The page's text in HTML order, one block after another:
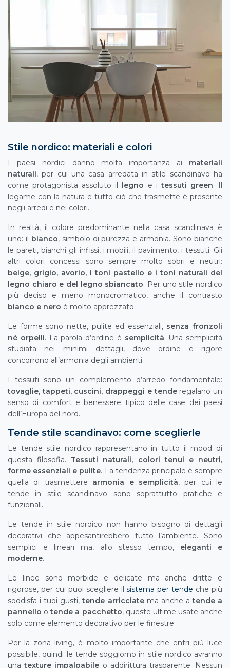
Stile nordico: materiali e colori
I paesi nordici danno molta importanza ai materiali
naturali, per cui una casa arredata in stile scandinavo ha
come protagonista assoluto il legno e itessuti green. Il
legame con la natura e tutto ciò che trasmette è presente
negli arredi e nei colori.
In realtà, il colore predominante nella casa scandinava è
uno: il bianco, simbolo di purezza e armonia. Sono bianche
le pareti, bianchi gli infissi, i mobili, il pavimento, i tessuti. Gli
altri colori concessi sono sempre molto sobri e neutri:
beige, grigio, avorio, i toni pastello e i toni naturali del
legno chiaro e del legno sbiancato. Per uno stile nordico
più deciso e meno monocromatico, anche il contrasto
bianco e nero è molto apprezzato.
Le forme sono nette, pulite ed essenziali, senza fronzoli
né orpelli. La parola d’ordine è semplicità. Una semplicità
studiata nei minimi dettagli, dove ordine e rigore
concorrono all’armonia degli ambienti.
I tessuti sono un complemento d’arredo fondamentale:
tovaglie, tappeti, cuscini, drappeggi e tenderegalano un
senso di comfort e benessere tipico delle case dei paesi
dell’Europa del nord.
Tende stile scandinavo: come sceglierle
Le tende stile nordico rappresentano in tutto il mood di
questa filosofia. Tessuti naturali, colori tenui e neutri,
forme essenziali e pulite. La tendenza principale è sempre
quella di trasmettere armonia e semplicità, per cui le
tende in stile scandinavo sono soprattutto pratiche e
funzionali.
Le tende in stile nordico non hanno bisogno di dettagli
decorativi che appesantirebbero tutto l’ambiente. Sono
semplici e lineari ma, allo stesso tempo, eleganti e
moderne.
Le linee sono morbide e delicate ma anche dritte e
rigorose, per cui puoi scegliere ilsistema per tende che più
soddisfa i tuoi gusti, tende arricciatema anche atende a
pannello otende a pacchetto, queste ultime usate anche
solo come elemento decorativo per le finestre.
Per la zona living, è molto importante che entri più luce
possibile, quindi le tende soggiorno in stile nordico avranno
unatexture impalpabile o addirittura trasparente. Nessun